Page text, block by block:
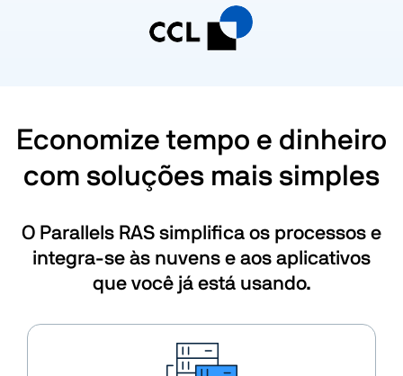
Economize tempo e dinheiro
com soluções mais simples
O Parallels RAS simplifica os processos e
integra-se às nuvens e aos aplicativos
que você já está usando.